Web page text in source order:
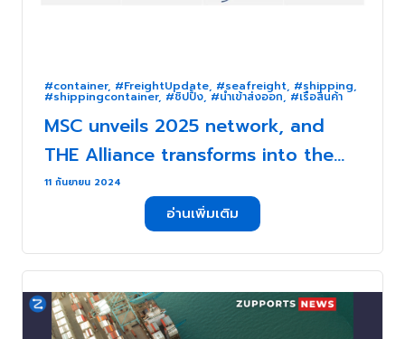
#container, #FreightUpdate, #seafreight, #shipping,
#shippingcontainer, #ชิปปิ้ง,#นำเข้าส่งออก,#เรือสินค้า
MSC unveils 2025 network, and
THE Alliance transforms into the
Premier Alliance . . .
11 กันยายน 2024
อ่านเพิ่มเติม